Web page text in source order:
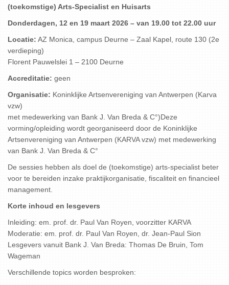
(toekomstige) Arts-Specialist en Huisarts
Donderdagen, 12 en 19 maart 2026 – van 19.00 tot 22.00 uur
Locatie: AZ Monica, campus Deurne – Zaal Kapel, route 130 (2e
verdieping)
Florent Pauwelslei 1 – 2100 Deurne
Accreditatie: geen
Organisatie: Koninklijke Artsenvereniging van Antwerpen (Karva
vzw)
met medewerking van Bank J. Van Breda & C°)Deze
vorming/opleiding wordt georganiseerd door de Koninklijke
Artsenvereniging van Antwerpen (KARVA vzw) met medewerking
van Bank J. Van Breda & C°
De sessies hebben als doel de (toekomstige) arts-specialist beter
voor te bereiden inzake praktijkorganisatie, fiscaliteit en financieel
management.
Korte inhoud en lesgevers
Inleiding: em. prof. dr. Paul Van Royen, voorzitter KARVA
Moderatie: em. prof. dr. Paul Van Royen, dr. Jean-Paul Sion
Lesgevers vanuit Bank J. Van Breda: Thomas De Bruin, Tom
Wageman
Verschillende topics worden besproken: